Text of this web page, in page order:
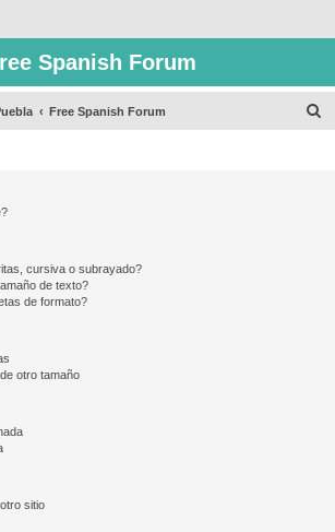
Spanish Forum
Free Spanish Forum
cursiva o subrayado?
de texto?
de formato?
otro tamaño
sitio